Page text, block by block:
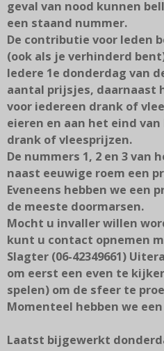
geval van nood kunnen
een staand nummer.
De contributie voor leden
(ook als je verhinderd
Iedere 1e donderdag van
aantal prijsjes, daarnaast
voor iedereen drank of
eieren en aan het eind
drank of vleesprijzen.
De nummers 1, 2 en 3 van
naast eeuwige roem een
Eveneens hebben we een
de meeste doormarsen.
Mocht u invaller willen
kunt u contact opnemen
Slagter (06-42349661)
om eerst een even te
spelen) om de sfeer te
Momenteel hebben we
Laatst bijgewerkt